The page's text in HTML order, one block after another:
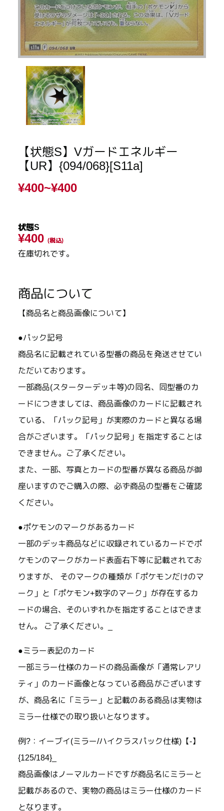
【状態S】Vガードエネルギー
【UR】{094/068}[S11a]
¥400~¥400
状態S
¥400 (税込)
在庫切れです。
商品について
【商品名と商品画像について】
●パック記号
商品名に記載されている型番の商品を発送させてい
ただいております。
一部商品(スターターデッキ等)の同名、同型番のカ
ードにつきましては、商品画像のカードに記載され
ている、「パック記号」が実際のカードと異なる場
合がございます。「パック記号」を指定することは
できません。ご了承ください。
また、一部、写真とカードの型番が異なる商品が御
座いますのでご購入の際、必ず商品の型番をご確認
ください。
●ポケモンのマークがあるカード
一部のデッキ商品などに収録されているカードでポ
ケモンのマークがカード表面右下等に記載されてお
りますが、 そのマークの種類が「ポケモンだけのマ
ーク」と「ポケモン+数字のマーク」が存在するカ
ードの場合、そのいずれかを指定することはできま
せん。 ご了承ください。_
●ミラー表記のカード
一部ミラー仕様のカードの商品画像が「通常レアリ
ティ」のカード画像となっている商品がございます
が、商品名に「ミラー」と記載のある商品は実物は
ミラー仕様での取り扱いとなります。
例?：イーブイ(ミラー/ハイクラスパック仕様)【-】
{125/184}_
商品画像はノーマルカードですが商品名にミラーと
記載があるので、実物の商品はミラー仕様のカード
となります。